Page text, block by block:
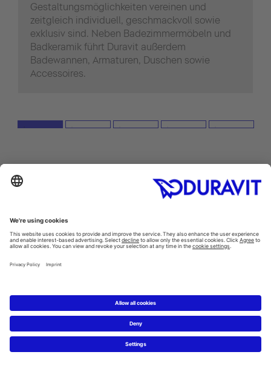
Gestaltungsmöglichkeiten vereinen und
zeitgleich individuell, geschmackvoll sowie
exklusiv sind. Neben Badezimmermöbeln und
Badkeramik führt Duravit außerdem
Badewannen, Armaturen, Duschen sowie
Accessoires.
HOW ABOUT A NEW BATHROOM?
Get in touch with a sanitary ware specialist,